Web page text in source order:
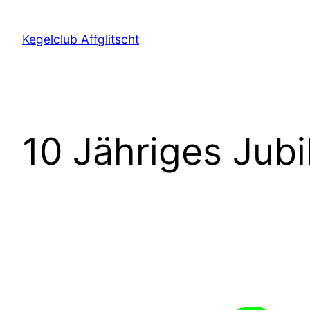
InhaltKegelclub Affglitscht
10 Jähriges